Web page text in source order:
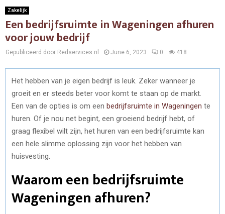
Zakelijk
Een bedrijfsruimte in Wageningen afhuren
voor jouw bedrijf
Gepubliceerd door Redservices.nl June 6, 2023 0 418
Het hebben van je eigen bedrijf is leuk. Zeker wanneer je
groeit en er steeds beter voor komt te staan op de markt.
Een van de opties is om een bedrijfsruimte in Wageningen te
huren. Of je nou net begint, een groeiend bedrijf hebt, of
graag flexibel wilt zijn, het huren van een bedrijfsruimte kan
een hele slimme oplossing zijn voor het hebben van
huisvesting.
Waarom een bedrijfsruimte
Wageningen afhuren?